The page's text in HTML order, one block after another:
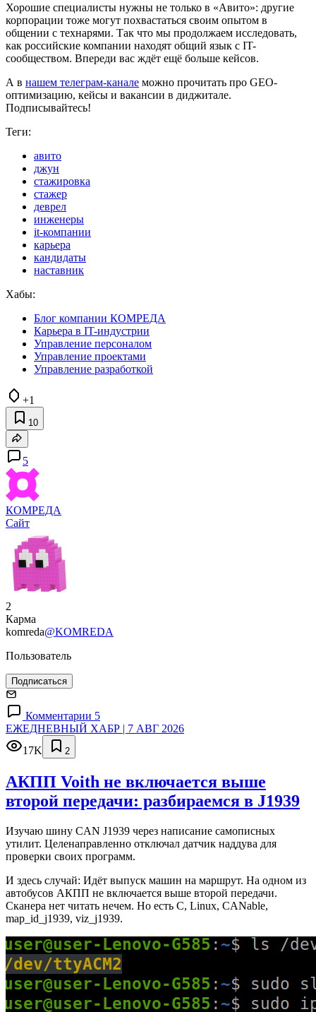
Хорошие специалисты нужны не только в «Авито»: другие
корпорации тоже могут похвастаться своим опытом в
общении с технарями. Так что мы продолжаем исследовать,
как российские компании находят общий язык с IT-
сообществом. Впереди вас ждёт ещё больше кейсов.
А в нашем телеграм-канале можно прочитать про GEO-
оптимизацию, кейсы и вакансии в диджитале.
Подписывайтесь!
Теги:
авито
джун
стажировка
стажер
деврел
инженеры
it-компании
карьера
кандидаты
наставник
Хабы:
Блог компании КОМРЕДА
Карьера в IT-индустрии
Управление персоналом
Управление проектами
Управление разработкой
+1
10
5
КОМРЕДА
Сайт
2
Карма
komreda@KOMREDA
Пользователь
Подписаться
Комментарии 5
ЕЖЕДНЕВНЫЙ ХАБР | 7 АВГ 2026
17K
2
АКПП Voith не включается выше
второй передачи: разбираемся в J1939
Изучаю шину CAN J1939 через написание самописных
утилит. Целенаправленно отключал датчик наддува для
проверки своих программ.
И здесь случай: Идёт выпуск машин на маршрут. На одном из
автобусов АКПП не включается выше второй передачи.
Сканера нет читать нечем. Но есть C, Linux, CANable,
map_id_j1939, viz_j1939.